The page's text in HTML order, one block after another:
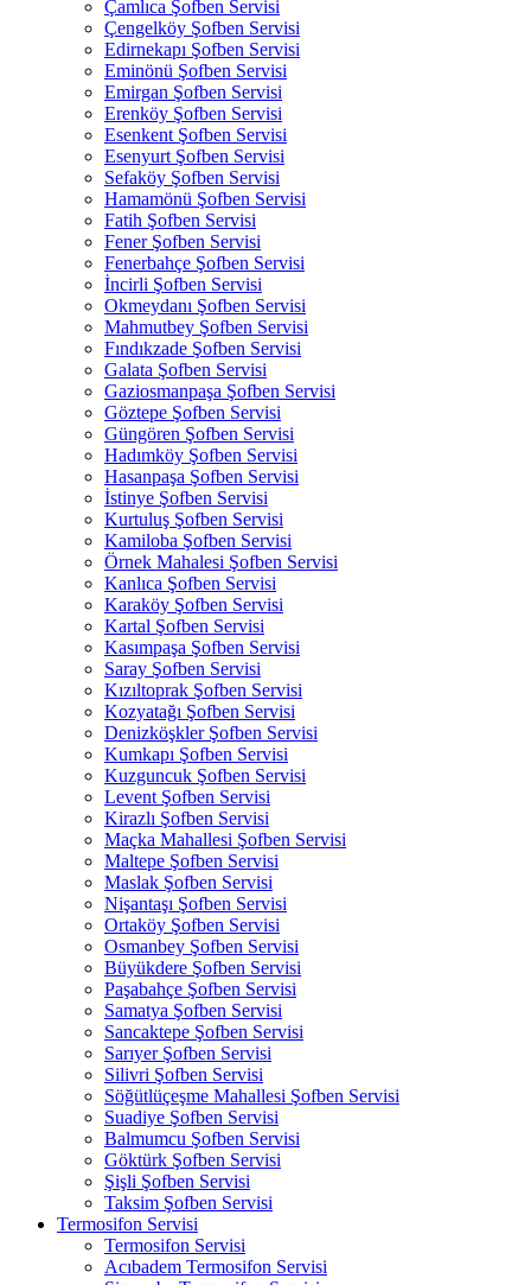
Çamlıca Şofben Servisi
Çengelköy Şofben Servisi
Edirnekapı Şofben Servisi
Eminönü Şofben Servisi
Emirgan Şofben Servisi
Erenköy Şofben Servisi
Esenkent Şofben Servisi
Esenyurt Şofben Servisi
Sefaköy Şofben Servisi
Hamamönü Şofben Servisi
Fatih Şofben Servisi
Fener Şofben Servisi
Fenerbahçe Şofben Servisi
İncirli Şofben Servisi
Okmeydanı Şofben Servisi
Mahmutbey Şofben Servisi
Fındıkzade Şofben Servisi
Galata Şofben Servisi
Gaziosmanpaşa Şofben Servisi
Göztepe Şofben Servisi
Güngören Şofben Servisi
Hadımköy Şofben Servisi
Hasanpaşa Şofben Servisi
İstinye Şofben Servisi
Kurtuluş Şofben Servisi
Kamiloba Şofben Servisi
Örnek Mahalesi Şofben Servisi
Kanlıca Şofben Servisi
Karaköy Şofben Servisi
Kartal Şofben Servisi
Kasımpaşa Şofben Servisi
Saray Şofben Servisi
Kızıltoprak Şofben Servisi
Kozyatağı Şofben Servisi
Denizköşkler Şofben Servisi
Kumkapı Şofben Servisi
Kuzguncuk Şofben Servisi
Levent Şofben Servisi
Kirazlı Şofben Servisi
Maçka Mahallesi Şofben Servisi
Maltepe Şofben Servisi
Maslak Şofben Servisi
Nişantaşı Şofben Servisi
Ortaköy Şofben Servisi
Osmanbey Şofben Servisi
Büyükdere Şofben Servisi
Paşabahçe Şofben Servisi
Samatya Şofben Servisi
Sancaktepe Şofben Servisi
Sarıyer Şofben Servisi
Silivri Şofben Servisi
Söğütlüçeşme Mahallesi Şofben Servisi
Suadiye Şofben Servisi
Balmumcu Şofben Servisi
Göktürk Şofben Servisi
Şişli Şofben Servisi
Taksim Şofben Servisi
Termosifon Servisi
Termosifon Servisi
Acıbadem Termosifon Servisi